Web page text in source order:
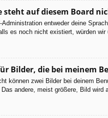
steht auf diesem Board
Administration entweder deine
es noch nicht existiert, würden
Bilder, die bei meinem
können zwei Bilder bei deinem
andere, meist größere, Bild